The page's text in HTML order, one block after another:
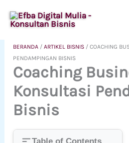
ke
BERANDA /ARTIKEL BISNIS /COACHING
PENDAMPINGAN BISNIS
Coaching
Konsultasi
Bisnis